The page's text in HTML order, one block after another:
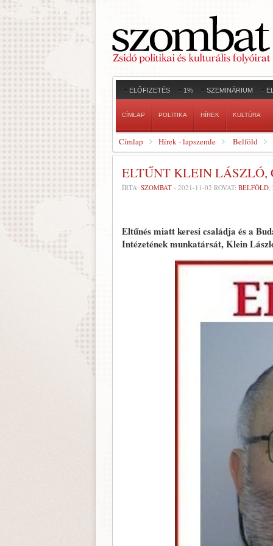
ELŐFIZETÉS 1% SZEMINÁRIUM
CÍMLAP POLITIKA HÍREK KULTÚRA
Címlap Hírek - lapszemle Belföld
ELTŰNT KLEIN LÁSZLÓ,
ÍRTA: SZOMBAT - 2021-11-02 ROVAT: BELFÖLD,
Eltűnés miatt keresi családja és a
Intézetének munkatársát, Klein